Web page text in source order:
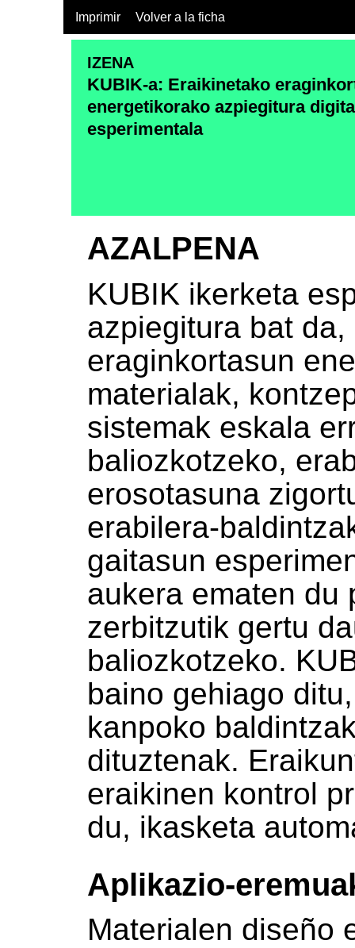
Imprimir Volver a la ficha
IZENA
KUBIK-a: Eraikinetako
energetikorako azpiegitura
esperimentala
AZALPENA
KUBIK ikerketa
azpiegitura bat
eraginkortasun
materialak,
sistemak eskala
baliozkotzeko,
erosotasuna
erabilera-
gaitasun
aukera ematen du
zerbitzutik gertu
baliozkotzeko.
baino gehiago
kanpoko
dituztenak.
eraikinen kontrol
du, ikasketa
Aplikazio-
Materialen diseño